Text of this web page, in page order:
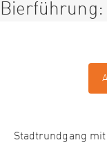
Bierführung:
Stadtrundgang